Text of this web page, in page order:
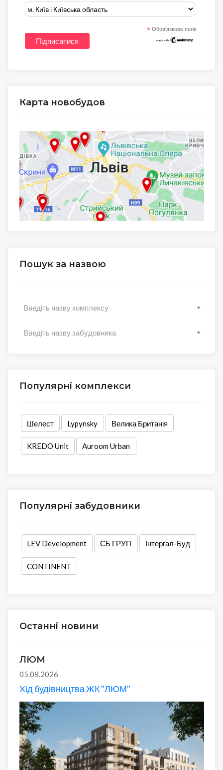
* Обов'язкове поле
Карта новобудов
Пошук за назвою
Введіть назву комплексу
Введіть назву забудовника
Популярні комплекси
Шелест Lypynsky Велика Британія
KREDO Unit Auroom Urban
Популярні забудовники
LEV Development СБ ГРУП Інтергал-Буд
CONTINENT
Останні новини
ЛЮМ
05.08.2026
Хід будівництва ЖК "ЛЮМ"